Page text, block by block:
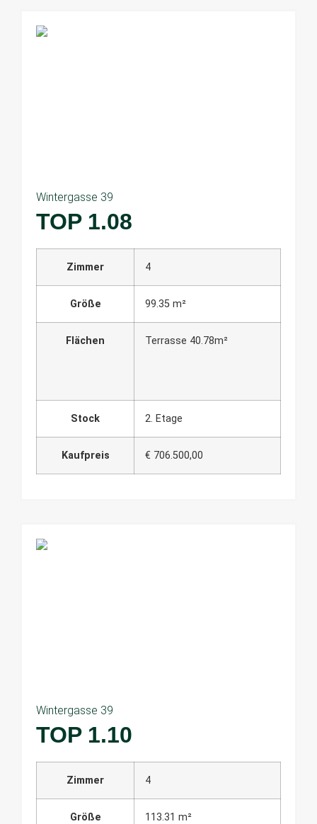
Wintergasse 39
TOP 1.08
Zimmer 4
Größe 99.35 m²
Flächen Terrasse 40.78m²
Stock 2. Etage
Kaufpreis € 706.500,00
Wintergasse 39
TOP 1.10
Zimmer 4
Größe 113.31 m²